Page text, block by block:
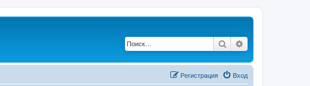
Поиск
Вход
Регистрация